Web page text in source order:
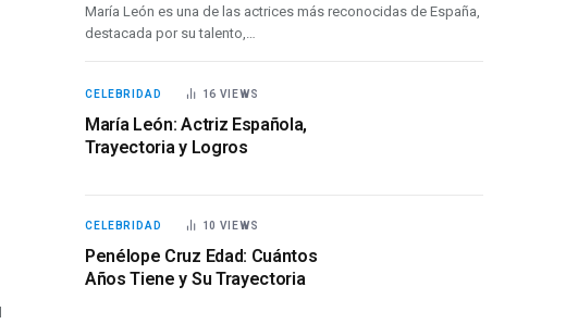
María León es una de las actrices más reconocidas de España,
destacada por su talento,…
CELEBRIDAD 16 VIEWS
María León: Actriz Española,
Trayectoria y Logros
CELEBRIDAD 10 VIEWS
Penélope Cruz Edad: Cuántos
Años Tiene y Su Trayectoria